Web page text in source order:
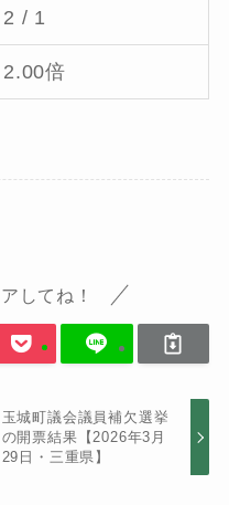
2 / 1
2.00倍
してね！
玉城町議会議員補欠選挙
の開票結果【2026年3月
29日・三重県】